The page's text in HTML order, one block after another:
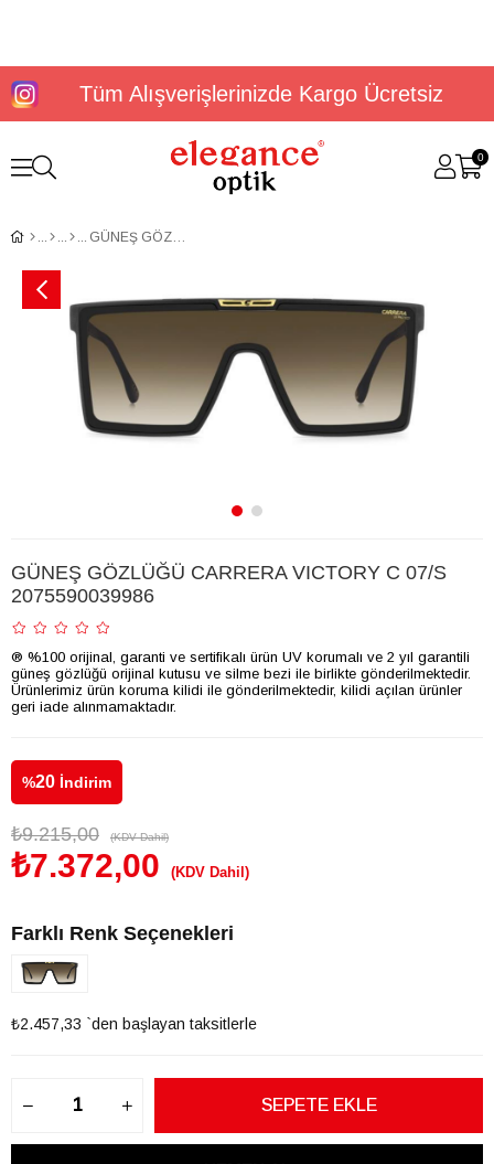
Tüm Alışverişlerinizde Kargo Ücretsiz
0
GÜNEŞ GÖZLÜĞÜ CARRERA VICTORY C 07/S 2075590039986
GÜNEŞ GÖZLÜĞÜ CARRERA VICTORY C 07/S
2075590039986
® %100 orijinal, garanti ve sertifikalı ürün UV korumalı ve 2 yıl garantili
güneş gözlüğü orijinal kutusu ve silme bezi ile birlikte gönderilmektedir.
Ürünlerimiz ürün koruma kilidi ile gönderilmektedir, kilidi açılan ürünler
geri iade alınmamaktadır.
%20 İndirim
₺9.215,00 (KDV Dahil)
₺7.372,00 (KDV Dahil)
Farklı Renk Seçenekleri
₺2.457,33 `den başlayan taksitlerle